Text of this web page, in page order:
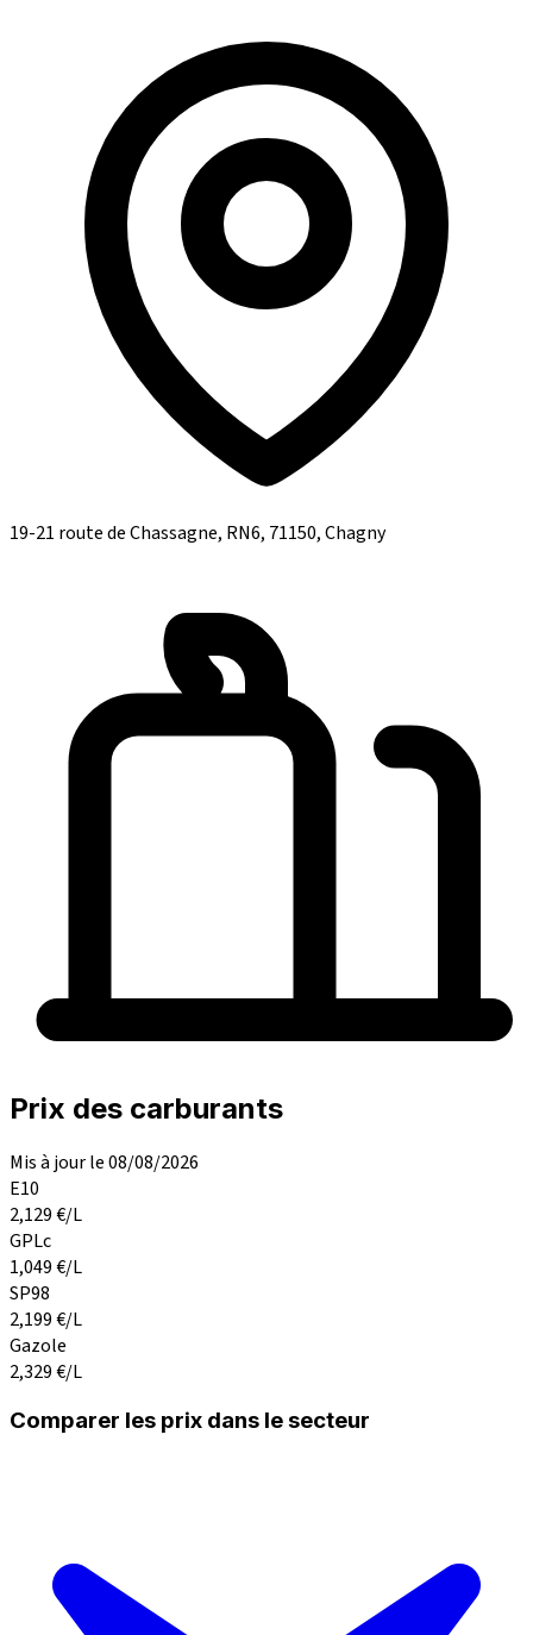
19-21 route de Chassagne, RN6, 71150, Chagny
Prix des carburants
Mis à jour le 08/08/2026
E10
2,129€/L
GPLc
1,049€/L
SP98
2,199€/L
Gazole
2,329€/L
Comparer les prix dans le secteur